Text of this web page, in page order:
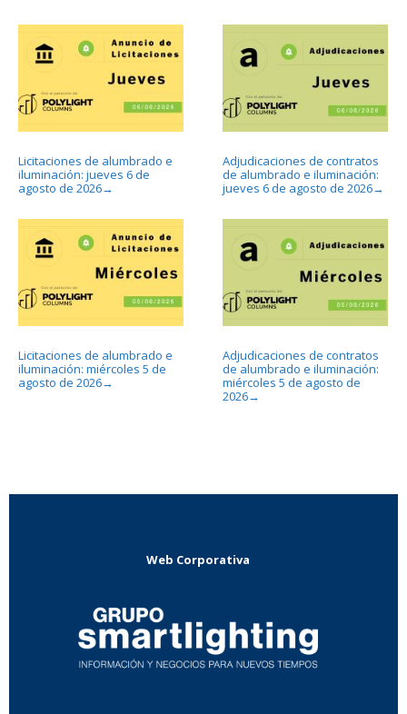
Licitaciones de alumbrado e
iluminación: jueves 6 de
agosto de 2026→
Adjudicaciones de contratos
de alumbrado e iluminación:
jueves 6 de agosto de 2026→
Licitaciones de alumbrado e
iluminación: miércoles 5 de
agosto de 2026→
Adjudicaciones de contratos
de alumbrado e iluminación:
miércoles 5 de agosto de
2026→
Web Corporativa